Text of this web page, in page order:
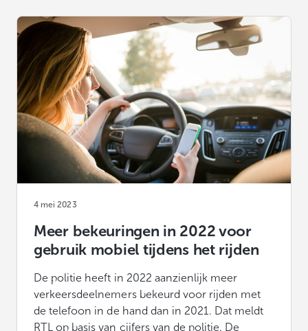
4 mei 2023
Meer bekeuringen in 2022 voor
gebruik mobiel tijdens het rijden
De politie heeft in 2022 aanzienlijk meer
verkeersdeelnemers bekeurd voor rijden met
de telefoon in de hand dan in 2021. Dat meldt
RTL op basis van cijfers van de politie. De